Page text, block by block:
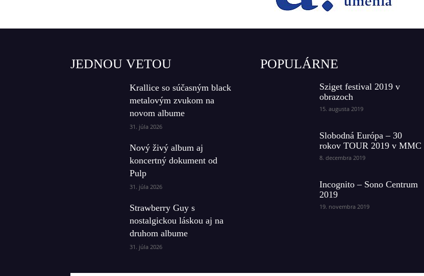
JEDNOU VETOU
Krallice so súčasným black
metalovým zvukom na
novom albume
31. júla 2026
Nový živý album aj
koncertný dokument od
Pulp
31. júla 2026
Strawberry Guy s
nostalgickou láskou aj na
druhom albume
31. júla 2026
POPULÁRNE
Sziget festival 2019 v
obrazoch
15. augusta 2019
Slobodná Európa – 30
rokov TOUR 2019 v MMC
8. decembra 2019
Incognito – Sono Centrum
2019
19. novembra 2019